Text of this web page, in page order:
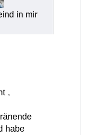
in mir
,
habe